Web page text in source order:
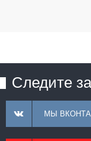
Следите
МЫ